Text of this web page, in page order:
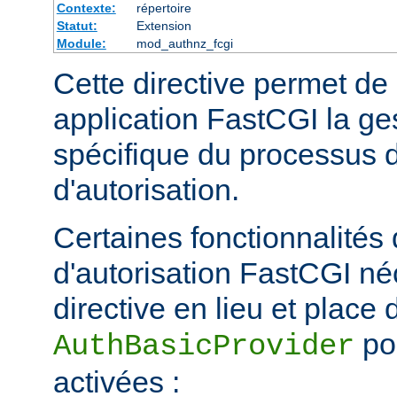
Contexte:
répertoire
Statut:
Extension
Module:
mod_authnz_fcgi
Cette directive permet
application FastCGI la
spécifique du processus
d'autorisation.
Certaines fonctionnalités
d'autorisation FastCGI
directive en lieu et place
AuthBasicProvider
activées :